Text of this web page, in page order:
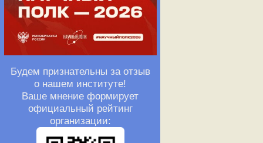
Будем признательны за отзыв
о нашем институте!
Ваше мнение формирует
официальный рейтинг
организации: